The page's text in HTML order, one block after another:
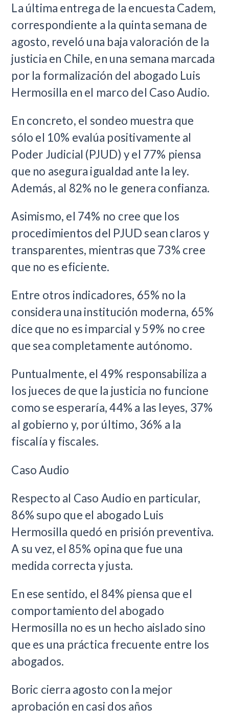
La última entrega de la encuesta Cadem,
correspondiente a la quinta semana de
agosto, reveló una baja valoración de la
justicia en Chile, en una semana marcada
por la formalización del abogado Luis
Hermosilla en el marco del Caso Audio.
En concreto, el sondeo muestra que
sólo el 10% evalúa positivamente al
Poder Judicial (PJUD) y el 77% piensa
que no asegura igualdad ante la ley.
Además, al 82% no le genera confianza.
Asimismo, el 74% no cree que los
procedimientos del PJUD sean claros y
transparentes, mientras que 73% cree
que no es eficiente.
Entre otros indicadores, 65% no la
considera una institución moderna, 65%
dice que no es imparcial y 59% no cree
que sea completamente autónomo.
Puntualmente, el 49% responsabiliza a
los jueces de que la justicia no funcione
como se esperaría, 44% a las leyes, 37%
al gobierno y, por último, 36% a la
fiscalía y fiscales.
Caso Audio
Respecto al Caso Audio en particular,
86% supo que el abogado Luis
Hermosilla quedó en prisión preventiva.
A su vez, el 85% opina que fue una
medida correcta y justa.
En ese sentido, el 84% piensa que el
comportamiento del abogado
Hermosilla no es un hecho aislado sino
que es una práctica frecuente entre los
abogados.
Boric cierra agosto con la mejor
aprobación en casi dos años